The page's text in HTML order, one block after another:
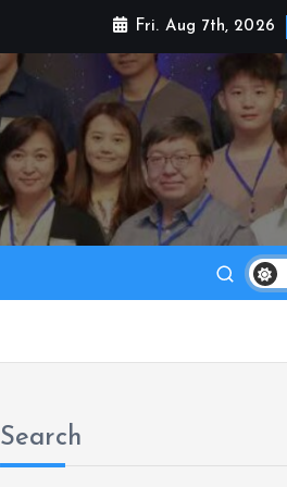
Fri. Aug 7th, 2026
Search